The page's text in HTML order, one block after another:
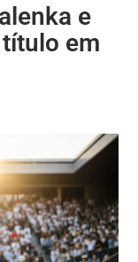
e
em